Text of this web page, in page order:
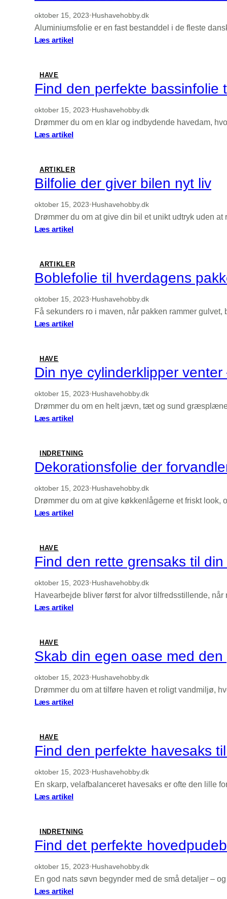
tilbud
oktober 15, 2023•Hushavehobby.dk
Aluminiumsfolie er en fast bestanddel i de fleste
Læs artikel:
aluminiumsfolie
til
dit
køkken
HAVE
Find den perfekte bassinfolie
oktober 15, 2023•Hushavehobby.dk
Drømmer du om en klar og indbydende havedam,
Læs artikel:
perfekte
bassinfolie
til
din
havedam
ARTIKLER
Bilfolie der giver bilen nyt liv
oktober 15, 2023•Hushavehobby.dk
Drømmer du om at give din bil et unikt udtryk uden
Læs artikel:
giver
bilen
nyt
liv
ARTIKLER
Boblefolie til hverdagens
oktober 15, 2023•Hushavehobby.dk
Få sekunders ro i maven, når pakken rammer
Læs artikel:
pakkeopgaver
HAVE
Din nye cylinderklipper
oktober 15, 2023•Hushavehobby.dk
Drømmer du om en helt jævn, tæt og sund
Læs artikel:
cylinderklipper
venter
–
find
modellen
passer
INDRETNING
Dekorationsfolie der
oktober 15, 2023•Hushavehobby.dk
Drømmer du om at give køkkenlågerne et friskt
Læs artikel:
dit
hjem
HAVE
Find den rette grensaks til
oktober 15, 2023•Hushavehobby.dk
Havearbejde bliver først for alvor tilfredsstillende,
Læs artikel:
grensaks
til
din
have
HAVE
Skab din egen oase med
oktober 15, 2023•Hushavehobby.dk
Drømmer du om at tilføre haven et roligt vandmiljø,
Læs artikel:
oase
med
den
perfekte
HAVE
Find den perfekte havesaks
oktober 15, 2023•Hushavehobby.dk
En skarp, velafbalanceret havesaks er ofte den lille
Læs artikel:
perfekte
havesaks
til
dit
havearbejde
INDRETNING
Find det perfekte
oktober 15, 2023•Hushavehobby.dk
En god nats søvn begynder med de små detaljer –
Læs artikel: